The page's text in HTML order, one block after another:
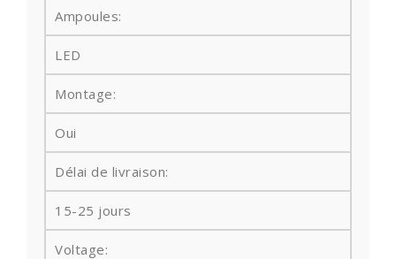
Ampoules:
LED
Montage:
Oui
Délai de livraison:
15-25 jours
Voltage: